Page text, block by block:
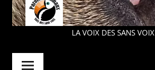
LA VOIX DES SANS VOIX